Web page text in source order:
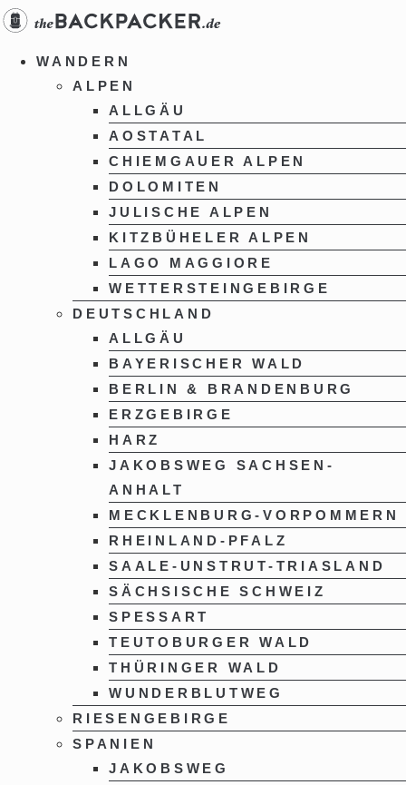
Zum
Inhalt
springenWANDERN
ALPEN
ALLGÄU
AOSTATAL
CHIEMGAUER ALPEN
DOLOMITEN
JULISCHE ALPEN
KITZBÜHELER ALPEN
LAGO MAGGIORE
WETTERSTEINGEBIRGE
DEUTSCHLAND
ALLGÄU
BAYERISCHER WALD
BERLIN & BRANDENBURG
ERZGEBIRGE
HARZ
JAKOBSWEG SACHSEN-
ANHALT
MECKLENBURG-VORPOMMERN
RHEINLAND-PFALZ
SAALE-UNSTRUT-TRIASLAND
SÄCHSISCHE SCHWEIZ
SPESSART
TEUTOBURGER WALD
THÜRINGER WALD
WUNDERBLUTWEG
RIESENGEBIRGE
SPANIEN
JAKOBSWEG